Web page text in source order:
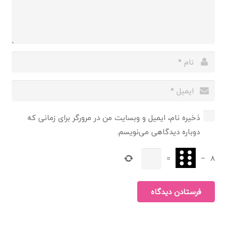
ذخیره نام، ایمیل و وبسایت من در مرورگر برای زمانی که
دوباره دیدگاهی می‌نویسم.
8
−
=
فرستادن دیدگاه